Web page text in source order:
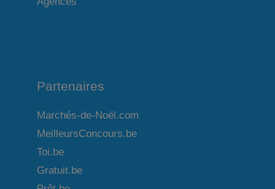
Partenaires
Marchés-de-Noël.com
MeilleursConcours.be
Toi.be
Gratuit.be